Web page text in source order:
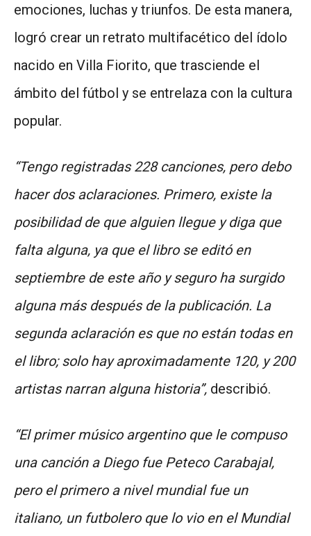
emociones, luchas y triunfos. De esta manera,
logró crear un retrato multifacético del ídolo
nacido en Villa Fiorito, que trasciende el
ámbito del fútbol y se entrelaza con la cultura
popular.
“Tengo registradas 228 canciones, pero debo
hacer dos aclaraciones. Primero, existe la
posibilidad de que alguien llegue y diga que
falta alguna, ya que el libro se editó en
septiembre de este año y seguro ha surgido
alguna más después de la publicación. La
segunda aclaración es que no están todas en
el libro; solo hay aproximadamente 120, y 200
artistas narran alguna historia”, describió.
“El primer músico argentino que le compuso
una canción a Diego fue Peteco Carabajal,
pero el primero a nivel mundial fue un
italiano, un futbolero que lo vio en el Mundial